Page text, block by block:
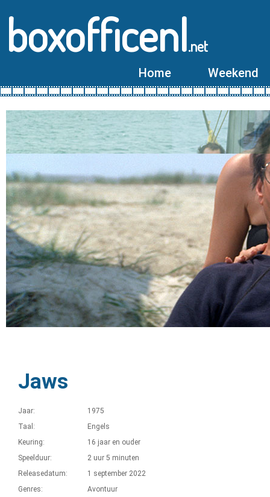
boxofficenl.net
Home Weekend
Jaws
Jaar:
1975
Taal:
Engels
Keuring:
16 jaar en ouder
Speelduur:
2 uur 5 minuten
Releasedatum:
1 september 2022
Genres:
Avontuur